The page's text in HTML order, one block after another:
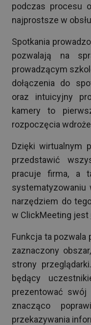
podczas procesu
najprostsze w
Spotkania
pozwalają na
prowadzącym
dołączenia do
oraz intuicyjny
kamery to
rozpoczęcia
Dzięki wirtualnym
przedstawić
pracuje firma, a
systematyzowaniu
narzędziem do
w ClickMeeting jest
Funkcja ta pozwala
zaznaczony
strony
będący
prezentować swój
znacząco
przekazywania